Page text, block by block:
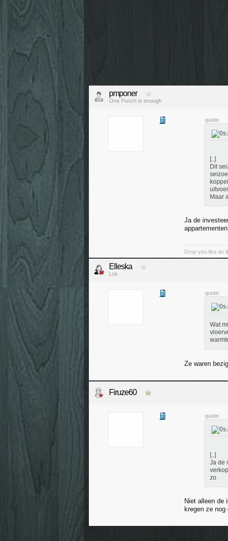
pmponer
One Punch is enough
quote:
[..]
Dit
Maar
Ja de
Drop you like an
Elleska
Lsk
quote:
Wat
Ze waren
Firuze60
quote:
[..]
Ja de
zo
Niet alleen de
kregen ze